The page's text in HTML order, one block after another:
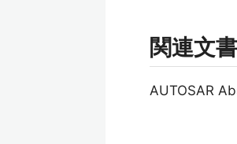
関連文
AUTOSAR